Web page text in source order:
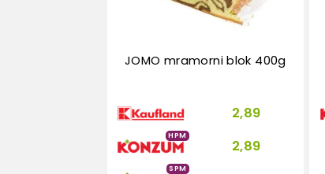
JOMO mramorni blok 400g
2,89
HPM
2,89
SPM